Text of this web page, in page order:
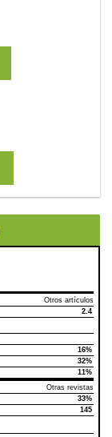
Otros artículos
2.4
16%
32%
11%
Otras revistas
33%
145